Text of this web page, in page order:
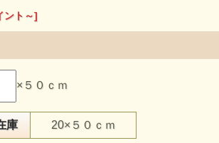
チ 起毛ニット 黒
費税（50cm単位）
テル：95％ ポリウレタン：5％
位になります。
ント～]
×５０ｃｍ
庫 20×５０ｃｍ